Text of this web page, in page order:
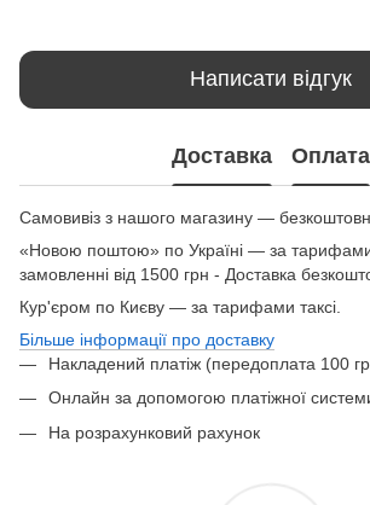
Написати відгук
Доставка Оплата
Самовивіз з нашого магазину —
«Новою поштою» по Україні — за
замовленні від 1500 грн - Доставка
Кур'єром по Києву — за тарифами таксі.
Більше інформації про доставку
Накладений платіж (передоплата 100
Онлайн за допомогою платіжної
На розрахунковий рахунок